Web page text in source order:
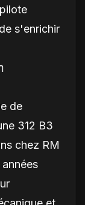
s'enrichir
de
312 B3
chez RM